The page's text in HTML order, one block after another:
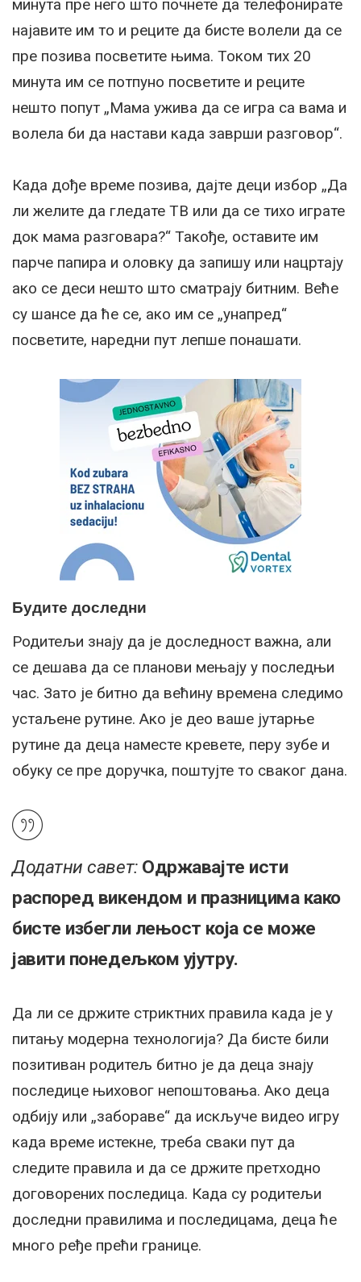
минута пре него што почнете да телефонирате
најавите им то и реците да бисте волели да се
пре позива посветите њима. Током тих 20
минута им се потпуно посветите и реците
нешто попут „Мама ужива да се игра са вама и
волела би да настави када заврши разговор“.
Када дође време позива, дајте деци избор „Да
ли желите да гледате ТВ или да се тихо играте
док мама разговара?“ Такође, оставите им
парче папира и оловку да запишу или нацртају
ако се деси нешто што сматрају битним. Веће
су шансе да ће се, ако им се „унапред“
посветите, наредни пут лепше понашати.
Будите доследни
Родитељи знају да је доследност важна, али
се дешава да се планови мењају у последњи
час. Зато је битно да већину времена следимо
устаљене рутине. Ако је део ваше јутарње
рутине да деца наместе кревете, перу зубе и
обуку се пре доручка, поштујте то сваког дана.
Додатни савет:Одржавајте исти
распоред викендом и празницима како
бисте избегли лењост која се може
јавити понедељком ујутру.
Да ли се држите стриктних правила када је у
питању модерна технологија? Да бисте били
позитиван родитељ битно је да деца знају
последице њиховог непоштовања. Ако деца
одбију или „забораве“ да искључе видео игру
када време истекне, треба сваки пут да
следите правила и да се држите претходно
договорених последица. Када су родитељи
доследни правилима и последицама, деца ће
много ређе прећи границе.